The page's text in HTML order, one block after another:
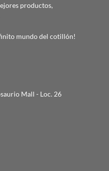
productos,
mundo del cotillón!
Mall - Loc. 26